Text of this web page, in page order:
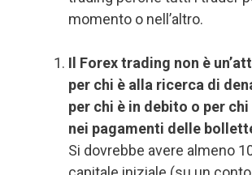
momento o nell’altro.
Il Forex trading non è
per chi è alla ricerca di
per chi è in debito o per
nei pagamenti delle
Si dovrebbe avere almeno